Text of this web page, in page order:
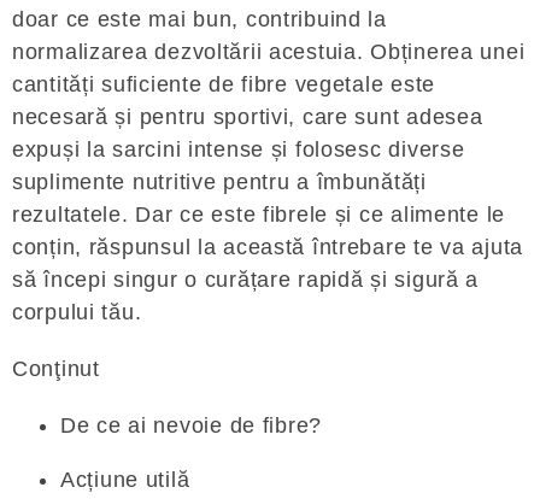
doar ce este mai bun, contribuind la
normalizarea dezvoltării acestuia. Obținerea unei
cantități suficiente de fibre vegetale este
necesară și pentru sportivi, care sunt adesea
expuși la sarcini intense și folosesc diverse
suplimente nutritive pentru a îmbunătăți
rezultatele. Dar ce este fibrele și ce alimente le
conțin, răspunsul la această întrebare te va ajuta
să începi singur o curățare rapidă și sigură a
corpului tău.
Conţinut
De ce ai nevoie de fibre?
Acțiune utilă